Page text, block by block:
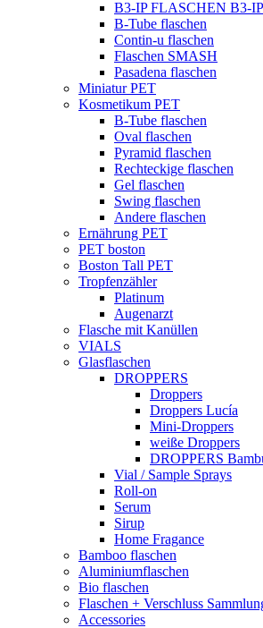
B3-IP FLASCHEN B3-
B-Tube flaschen
Contin-u flaschen
Flaschen SMASH
Pasadena flaschen
Miniatur PET
Kosmetikum PET
B-Tube flaschen
Oval flaschen
Pyramid flaschen
Rechteckige flaschen
Gel flaschen
Swing flaschen
Andere flaschen
Ernährung PET
PET boston
Boston Tall PET
Tropfenzähler
Platinum
Augenarzt
Flasche mit Kanüllen
VIALS
Glasflaschen
DROPPERS
Droppers
Droppers Lucía
Mini-Droppers
weiße Droppers
DROPPERS
Vial / Sample Sprays
Roll-on
Serum
Sirup
Home Fragance
Bamboo flaschen
Aluminiumflaschen
Bio flaschen
Flaschen + Verschluss
Accessories